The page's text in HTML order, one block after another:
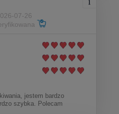
07-26
jestem bardzo
szybka. Polecam